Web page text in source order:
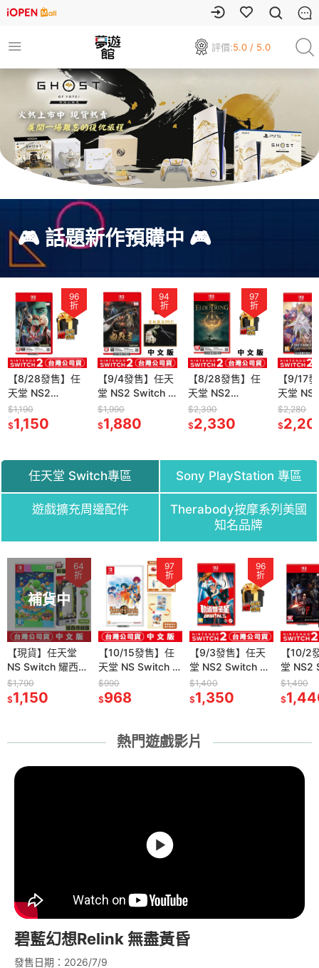
評價:5.0 / 5.0
🎮 話題新作預購中 🎮
96
折
【8/28發售】任
天堂 NS2
Switch2 惡魔獵
人 5 終極版-中文
版(鑰匙卡)[夢遊
$1,190
$1,150
94
折
【9/4發售】任天
堂 NS2 Switch 2
鬼武者 Way of
the Sword -中文
版(鑰匙卡)
$1,990
$1,880
97
折
【8/28發售】任
天堂 NS2
Switch2 艾爾登
法環 褪色者版-中
文版(鑰匙卡)[夢
伊迪斯騎士
$2,390
$2,330
【9/17
天堂
Switch2
魔錄 萬
文版 [
$2,280
$
任天堂 Switch專區 Sony PlayStation 專區
遊戲擴充周邊配件
Therabody按摩系列美國
知名品牌
補貨中
64
折
【現貨】任天堂
NS Switch 耀西的
手工世界 -中文版
[夢遊館] 同樂 家庭
遊戲
$1,790
$1,150
97
折
【10/15發售】任
天堂 NS Switch 永
恆傳奇
Remastered-中文
$990
$968
96
折
【9/3發售】任天
堂 NS2 Switch 2
軌道雙子星
Orbitals -中文版
[夢遊館] 雙人協力
$1,400
$1,350
【10/2
堂 NS2
P的謊
(Lies of
[夢遊館]
$1,490
$
附發
PS5
Pro
台灣公
97
折
【10/15發售】
PS5 永恆傳奇
Remastered-中文
版[夢遊館]雙面封
97
折
【9/24發售】PS5
控制：共振
CONTROL
Resonant-中文版
7
折
【全新現貨】
DOBE PS Portal
遙控遊玩機專用 手
提硬殼防護收納包
(TP5-3552)[夢遊
【全新
QR2
版 直
$23,990
$
熱門遊戲影片
碧藍幻想Relink 無盡黃昏
發售日期：2026/7/9